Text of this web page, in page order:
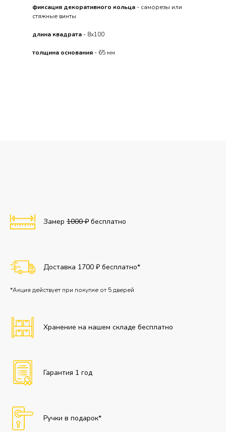
фиксация декоративного кольца - саморезы или
стяжные винты
длина квадрата - 8x100
толщина основания - 65 мм
Замер 1000 ₽ бесплатно
Доставка 1700 ₽ бесплатно*
*Акция действует при покупке от 5 дверей
Хранение на нашем складе бесплатно
Гарантия 1 год
Ручки в подарок*